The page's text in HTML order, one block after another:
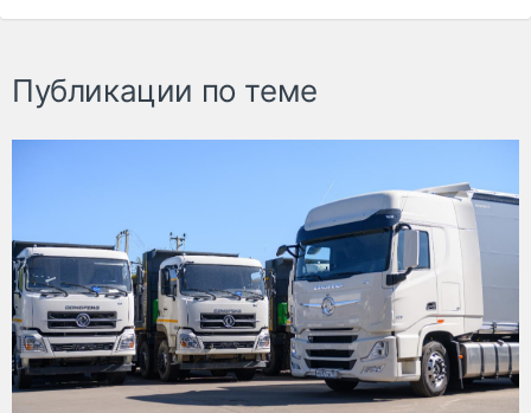
Публикации по теме